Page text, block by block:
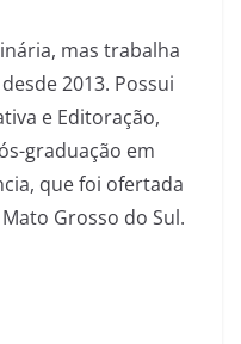
mas trabalha
2013. Possui
e Editoração,
graduação em
que foi ofertada
Grosso do Sul.